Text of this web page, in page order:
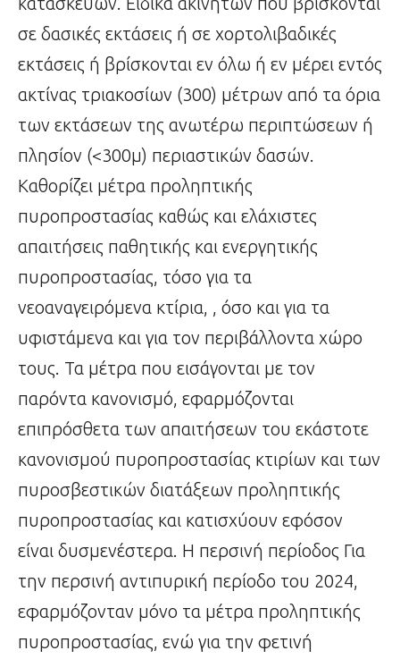
σε δασικές εκτάσεις ή σε χορτολιβαδικές
εκτάσεις ή βρίσκονται εν όλω ή εν μέρει εντός
ακτίνας τριακοσίων (300) μέτρων από τα όρια
των εκτάσεων της ανωτέρω περιπτώσεων ή
πλησίον (<300μ) περιαστικών δασών.
Καθορίζει μέτρα προληπτικής
πυροπροστασίας καθώς και ελάχιστες
απαιτήσεις παθητικής και ενεργητικής
πυροπροστασίας, τόσο για τα
νεοαναγειρόμενα κτίρια, , όσο και για τα
υφιστάμενα και για τον περιβάλλοντα χώρο
τους. Τα μέτρα που εισάγονται με τον
παρόντα κανονισμό, εφαρμόζονται
επιπρόσθετα των απαιτήσεων του εκάστοτε
κανονισμού πυροπροστασίας κτιρίων και των
πυροσβεστικών διατάξεων προληπτικής
πυροπροστασίας και κατισχύουν εφόσον
είναι δυσμενέστερα. Η περσινή περίοδος Για
την περσινή αντιπυρική περίοδο του 2024,
εφαρμόζονταν μόνο τα μέτρα προληπτικής
πυροπροστασίας, ενώ για την φετινή